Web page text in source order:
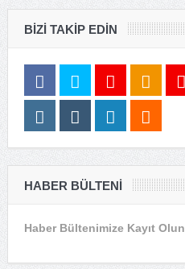
BIZI TAKIP EDIN
HABER BÜLTENI
Haber Bültenimize Kayıt Olun